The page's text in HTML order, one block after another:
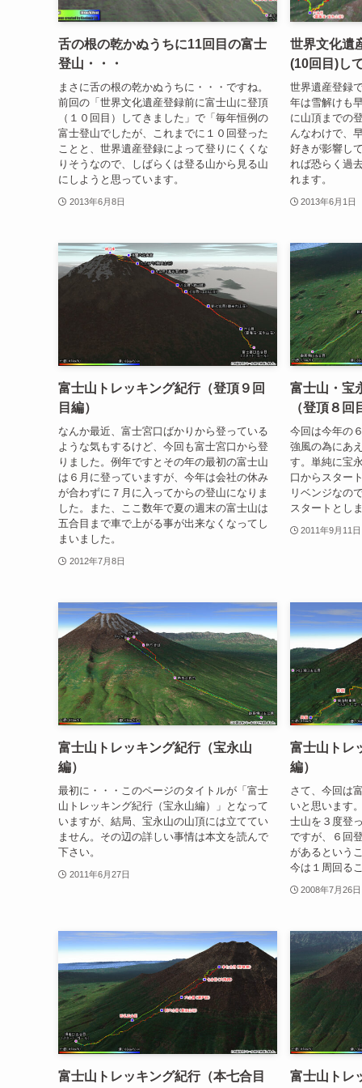
舌の根の乾かぬうちに11回目の富士
登山・・・
まさに舌の根の乾かぬうちに・・・ですね。
前回の「世界文化遺産登録前に富士山に登頂
（１０回目）してきました」で「毎年恒例の
富士登山でしたが、これまでに１０回登った
ことと、世界遺産登録によって登りにくくな
りそうなので、しばらくは登る山から見る山
にしようと思っています。
2013年6月8日
世界文化遺
(10回目)し
世界遺産登録
年は雪解けも
に山頂までの
んなわけで、
好きが影響し
れば恐らく過
れます。
2013年6月1日
富士山トレッキング紀行（登頂９回
目編）
なんか最近、富士宮口ばかりから登っている
ような気もするけど、今回も富士宮口から登
りました。例年ですとその年の最初の富士山
は６月に登っていますが、今年は会社の休み
が合わずに７月に入ってからの登山になりま
した。また、ここ数年で夏の週末の富士山は
五合目まで車で上がる事が出来なくなってし
まいました。
2012年7月8日
富士山・宝
（登頂８回
今回は今年の
強風の為にあ
す。単純に宝
口からスター
リベンジなの
スタートとし
2011年9月11日
富士山トレッキング紀行（宝永山
編）
最初に・・・このページのタイトルが「富士
山トレッキング紀行（宝永山編）」となって
いますが、結局、宝永山の山頂には立ててい
ません。その辺の詳しい事情は本文を読んで
下さい。
2011年6月27日
富士山トレ
編）
さて、今回は
いと思います
士山を３度登
ですが、６回
があるという
今は１周回る
2008年7月26日
富士山トレッキング紀行（本七合目 富士山トレ